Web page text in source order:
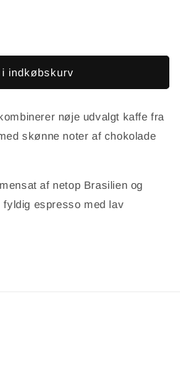
indkøbskurv
nøje udvalgt kaffe fra
skønne noter af chokolade
af netop Brasilien og
fyldig espresso med lav